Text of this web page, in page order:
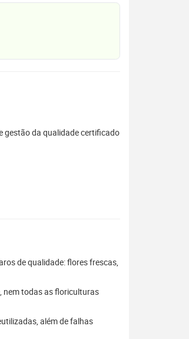
gestão da qualidade certificado
de qualidade: flores frescas,
nem todas as floriculturas
além de falhas